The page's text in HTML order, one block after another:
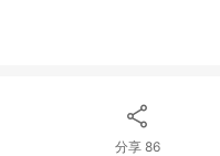
分享 86